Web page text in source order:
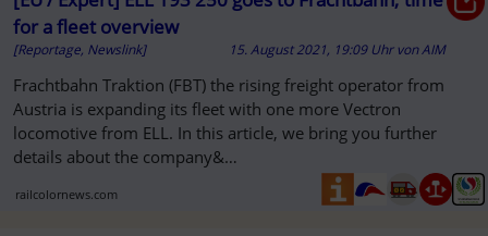
for a fleet overview
[Reportage, Newslink] 15. August 2021, 19:09 Uhr vonAIM
Frachtbahn Traktion (FBT) the rising freight operator from
Austria is expanding its fleet with one more Vectron
locomotive from ELL. In this article, we bring you further
details about the company&…
railcolornews.com